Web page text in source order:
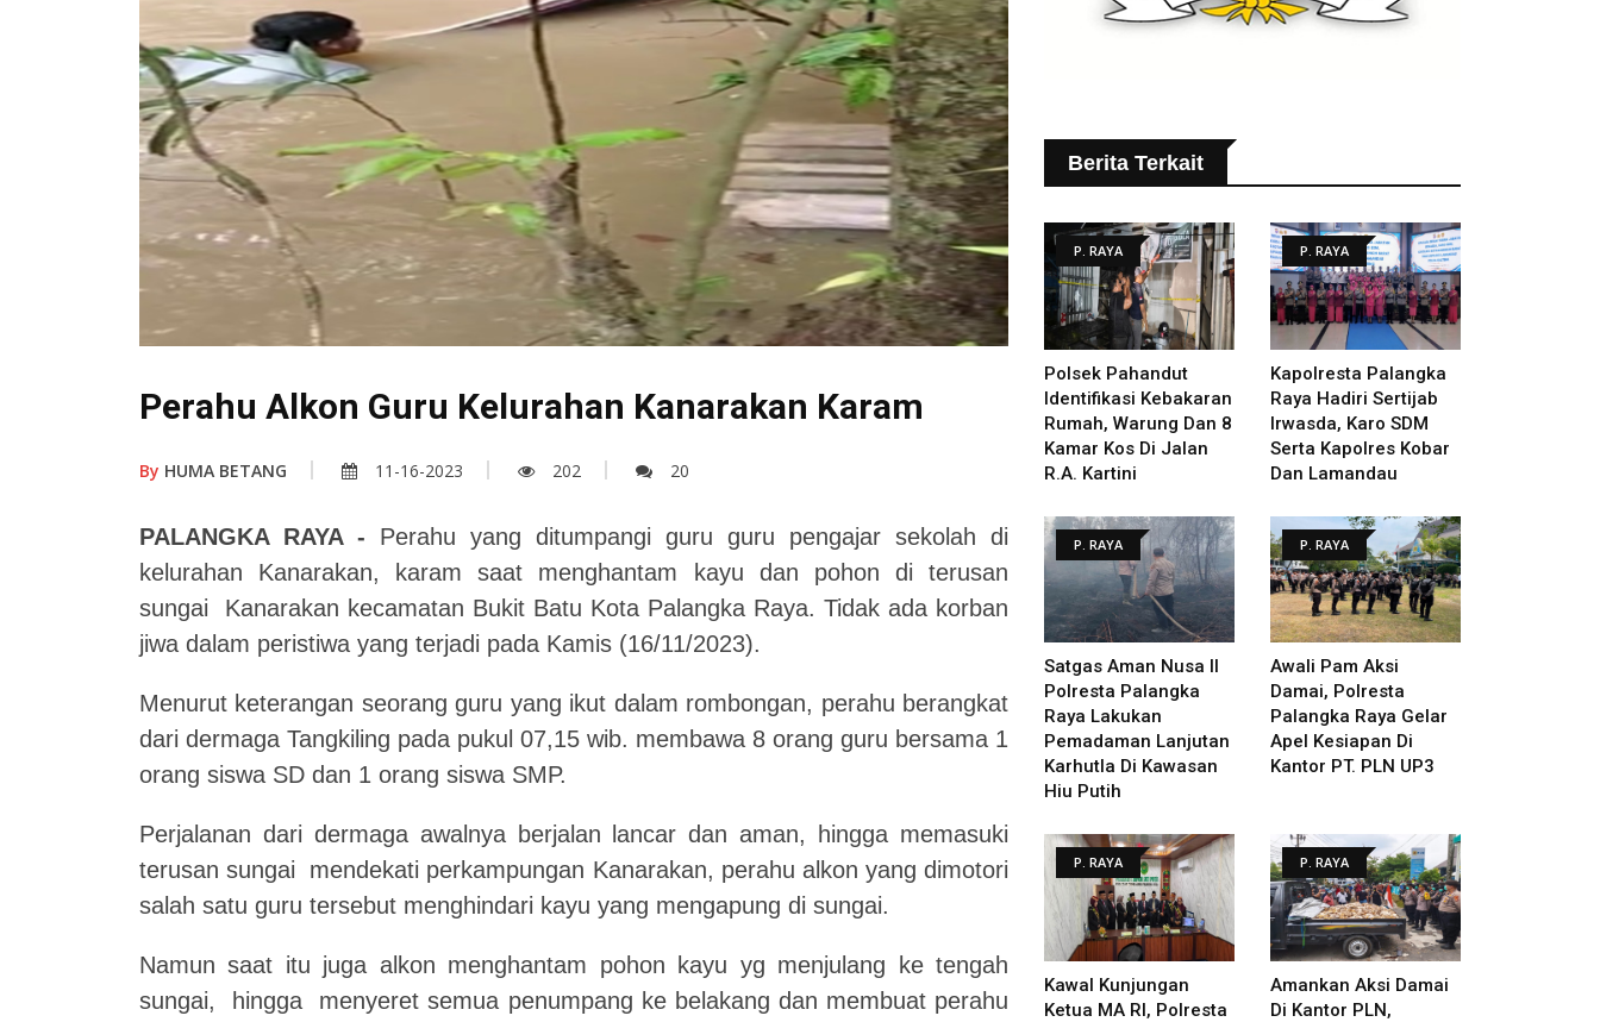
Perahu Alkon Guru Kelurahan Kanarakan Karam
By HUMA BETANG 11-16-2023 202 20
PALANGKA RAYA - Perahu yang ditumpangi guru guru pengajar sekolah di
kelurahan Kanarakan, karam saat menghantam kayu dan pohon di terusan
sungai Kanarakan kecamatan Bukit Batu Kota Palangka Raya. Tidak ada korban
jiwa dalam peristiwa yang terjadi pada Kamis (16/11/2023).
Menurut keterangan seorang guru yang ikut dalam rombongan, perahu berangkat
dari dermaga Tangkiling pada pukul 07,15 wib. membawa 8 orang guru bersama 1
orang siswa SD dan 1 orang siswa SMP.
Perjalanan dari dermaga awalnya berjalan lancar dan aman, hingga memasuki
terusan sungai mendekati perkampungan Kanarakan, perahu alkon yang dimotori
salah satu guru tersebut menghindari kayu yang mengapung di sungai.
Namun saat itu juga alkon menghantam pohon kayu yg menjulang ke tengah
sungai, hingga menyeret semua penumpang ke belakang dan membuat perahu
Berita Terkait
P. RAYA
Polsek Pahandut
Identifikasi Kebakaran
Rumah, Warung Dan 8
Kamar Kos Di Jalan
R.A. Kartini
P. RAYA
Kapolresta Palangka
Raya Hadiri Sertijab
Irwasda, Karo SDM
Serta Kapolres Kobar
Dan Lamandau
P. RAYA
Satgas Aman Nusa II
Polresta Palangka
Raya Lakukan
Pemadaman Lanjutan
Karhutla Di Kawasan
Hiu Putih
P. RAYA
Awali Pam Aksi
Damai, Polresta
Palangka Raya Gelar
Apel Kesiapan Di
Kantor PT. PLN UP3
P. RAYA
Kawal Kunjungan
Ketua MA RI, Polresta
P. RAYA
Amankan Aksi Damai
Di Kantor PLN,